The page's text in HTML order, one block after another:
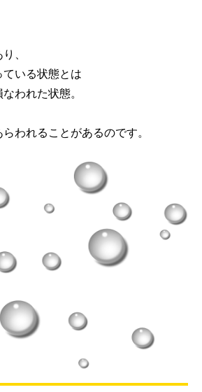
、
いる状態とは
われた状態。
われることがあるのです。